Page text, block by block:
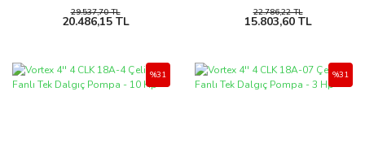
29.537,70 TL
20.486,15 TL
22.786,22 TL
15.803,60 TL
%31 %31